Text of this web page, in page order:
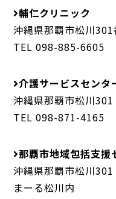
輔仁クリニック
沖縄県那覇市松川
TEL 098-885-6605
介護サービスセンタ
沖縄県那覇市松川301
TEL 098-871-4165
那覇市地域包括支援
沖縄県那覇市松川
まーる松川内